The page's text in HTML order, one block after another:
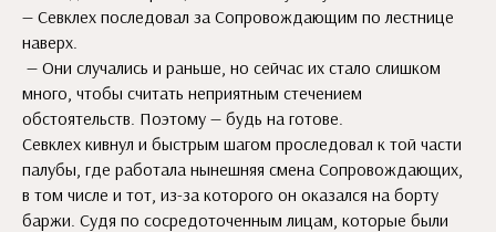
— Севклех последовал за Сопровождающим по лестнице
наверх.
— Они случались и раньше, но сейчас их стало слишком
много, чтобы считать неприятным стечением
обстоятельств. Поэтому — будь на готове.
Севклех кивнул и быстрым шагом проследовал к той части
палубы, где работала нынешняя смена Сопровождающих,
в том числе и тот, из-за которого он оказался на борту
баржи. Судя по сосредоточенным лицам, которые были